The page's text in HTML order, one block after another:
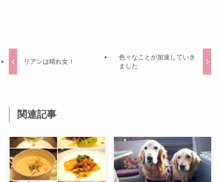
リアンは晴れ女！
色々なことが加速していき
ました
関連記事